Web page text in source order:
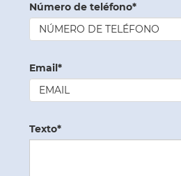
Número de teléfono*
Email*
Texto*